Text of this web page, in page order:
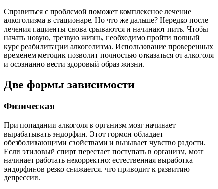
Справиться с проблемой поможет комплексное лечение
алкоголизма в стационаре. Но что же дальше? Нередко после
лечения пациенты снова срываются и начинают пить. Чтобы
начать новую, трезвую жизнь, необходимо пройти полный
курс реабилитации алкоголизма. Использование проверенных
временем методик позволит полностью отказаться от алкоголя
и осознанно вести здоровый образ жизни.
Две формы зависимости
Физическая
При попадании алкоголя в организм мозг начинает
вырабатывать эндорфин. Этот гормон обладает
обезболивающими свойствами и вызывает чувство радости.
Если этиловый спирт перестает поступать в организм, мозг
начинает работать некорректно: естественная выработка
эндорфинов резко снижается, что приводит к развитию
депрессии.